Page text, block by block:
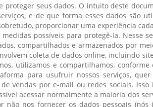
seus dados. O intuito deste
e de que forma esses dados são
proporcionar uma experiência
possíveis para protegê-la. Nesse
compartilhados e armazenados por
coleta de dados online, incluindo
utilizamos e compartilhamos,
para usufruir nossos serviços,
vendas por e-mail ou redes sociais.
acessar normalmente a maioria dos
nos fornecer os dados pessoais